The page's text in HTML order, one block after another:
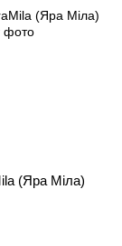
(Яра Міла)